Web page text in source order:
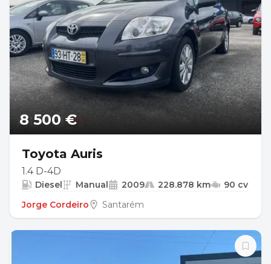
8 500 €
Toyota Auris
1.4 D-4D
Diesel Manual 2009 228.878 km
90 cv
Jorge Cordeiro
Santarém